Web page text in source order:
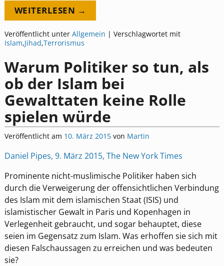
WEITERLESEN →
Veröffentlicht unter Allgemein | Verschlagwortet mit
Islam,Jihad,Terrorismus
Warum Politiker so tun, als
ob der Islam bei
Gewalttaten keine Rolle
spielen würde
Veröffentlicht am 10. März 2015 von Martin
Daniel Pipes, 9. März 2015, The New York Times
Prominente nicht-muslimische Politiker haben sich
durch die Verweigerung der offensichtlichen Verbindung
des Islam mit dem islamischen Staat (ISIS) und
islamistischer Gewalt in Paris und Kopenhagen in
Verlegenheit gebraucht, und sogar behauptet, diese
seien im Gegensatz zum Islam. Was erhoffen sie sich mit
diesen Falschaussagen zu erreichen und was bedeuten
sie?